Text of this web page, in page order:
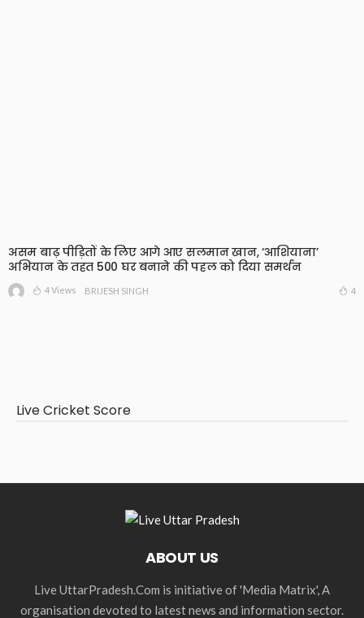
असम बाढ़ पीड़ितों के लिए आगे आए सलमान खान, ‘आशियाना’
अभियान के तहत 500 घर बनाने की पहल को दिया समर्थन
4 Views BRIJESH SINGH 4
Live Cricket Score
ABOUT US
Live UttarPradesh.Com is initiative of 'Media Matrix', A
organisation devoted to latest news and information sector.